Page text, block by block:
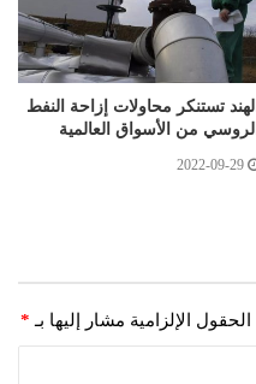
الهند تستنكر محاولات إزاحة النفط
الروسي من الأسواق العالمية
2022-09-29
الحقول الإلزامية مشار إليها بـ *